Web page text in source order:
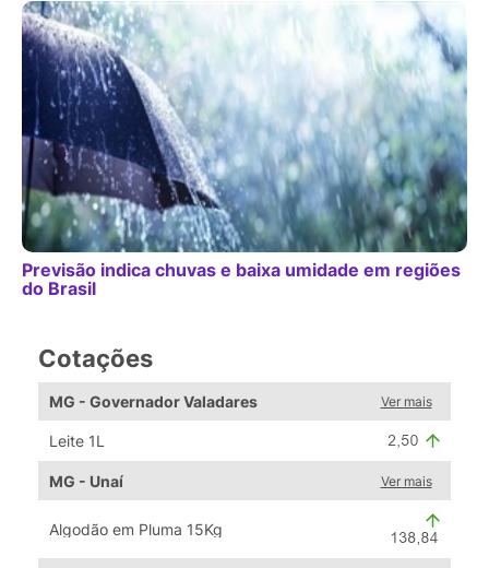
Previsão indica chuvas e baixa umidade em regiões
do Brasil
Cotações
MG - Governador Valadares Ver mais
Leite 1L
MG - Unaí Ver mais
Algodão em Pluma 15Kg